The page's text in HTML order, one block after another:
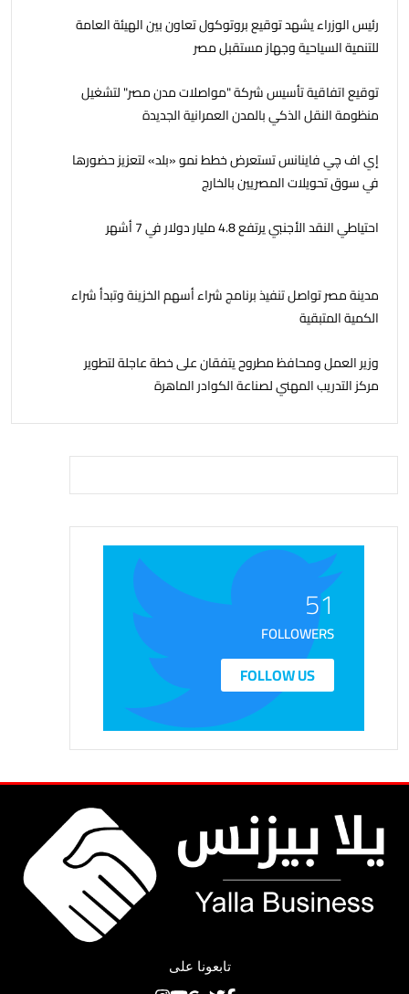
رئيس الوزراء يشهد توقيع بروتوكول تعاون بين الهيئة العامة
للتنمية السياحية وجهاز مستقبل مصر
توقيع اتفاقية تأسيس شركة "مواصلات مدن مصر" لتشغيل
منظومة النقل الذكي بالمدن العمرانية الجديدة
إي اف چي فاينانس تستعرض خطط نمو «بلد» لتعزيز حضورها
في سوق تحويلات المصريين بالخارج
احتياطي النقد الأجنبي يرتفع 4.8 مليار دولار في 7 أشهر
مدينة مصر تواصل تنفيذ برنامج شراء أسهم الخزينة وتبدأ شراء
الكمية المتبقية
وزير العمل ومحافظ مطروح يتفقان على خطة عاجلة لتطوير
مركز التدريب المهني لصناعة الكوادر الماهرة
51
FOLLOWERS
FOLLOW US
تابعونا على